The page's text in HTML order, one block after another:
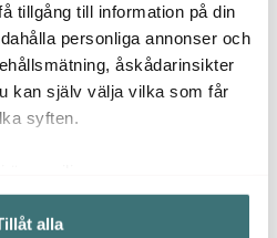
tillgång till information på din
personliga annonser och
åskådarinsikter
kan själv välja vilka som får
syften.
din geografiska plats som
på upp till flera meter
alla